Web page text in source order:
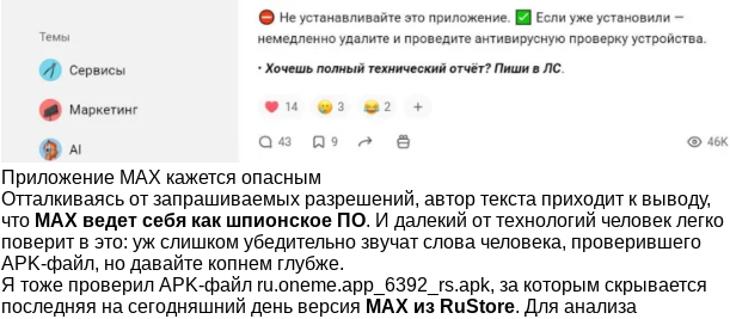
Приложение MAX кажется опасным
Отталкиваясь от запрашиваемых разрешений, автор текста приходит к выводу,
что MAX ведет себя как шпионское ПО. И далекий от технологий человек легко
поверит в это: уж слишком убедительно звучат слова человека, проверившего
APK-файл, но давайте копнем глубже.
Я тоже проверил APK-файл ru.oneme.app_6392_rs.apk, за которым скрывается
последняя на сегодняшний день версия MAX из RuStore. Для анализа